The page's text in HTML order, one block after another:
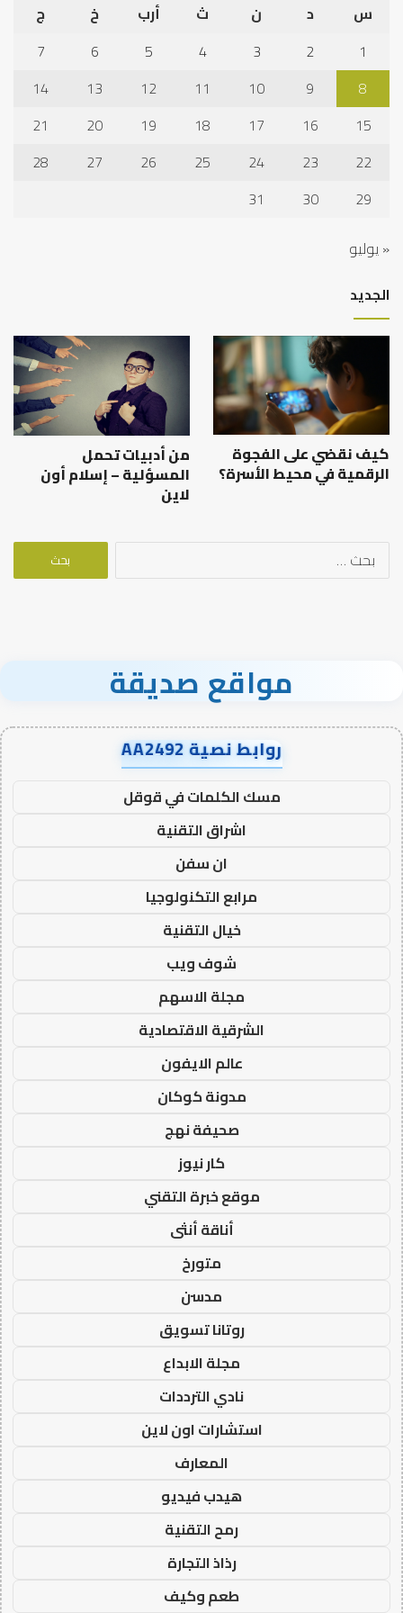
س
د ن ث أرب خ
ج
1
2
3
4
5
6
7
8
9
10
11
12
13
14
15
16
17
18
19
20
21
22
23
24
25
26
27
28
29
30
31
« يوليو
الجديد
كيف نقضي على الفجوة
الرقمية في محيط الأسرة؟
من أدبيات تحمل
المسؤلية – إسلام أون
لاين
البحث
مواقع صديقة
روابط نصية AA2492
مسك الكلمات في قوقل
اشراق التقنية
ان سفن
مرابع التكنولوجيا
خيال التقنية
شوف ويب
مجلة الاسهم
الشرقية الاقتصادية
عالم الايفون
مدونة كوكان
صحيفة نهج
كار نيوز
موقع خبرة التقني
أناقة أنثى
متورخ
مدسن
روتانا تسويق
مجلة الابداع
نادي الترددات
استشارات اون لاين
المعارف
هيدب فيديو
رمح التقنية
رذاذ التجارة
طعم وكيف